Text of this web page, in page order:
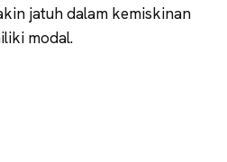
jatuh dalam kemiskinan
modal.